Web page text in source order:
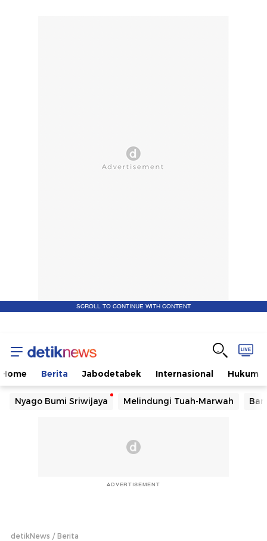
SCROLL TO CONTINUE WITH CONTENT
Home Berita Jabodetabek Internasional Hukum
Nyago Bumi Sriwijaya Melindungi Tuah-Marwah
ADVERTISEMENT
detikNews Berita